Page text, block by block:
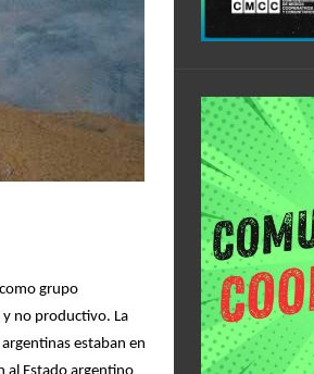
grupo
no productivo. La
estaban en